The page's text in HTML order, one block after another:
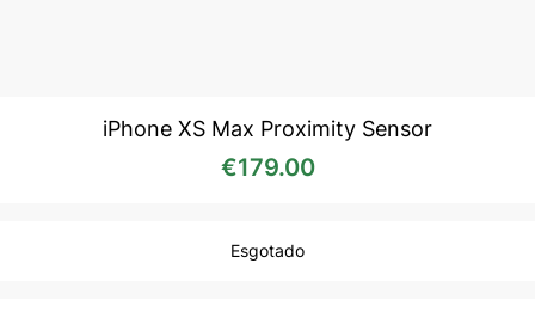
iPhone XS Max Proximity Sensor
€179.00
Esgotado